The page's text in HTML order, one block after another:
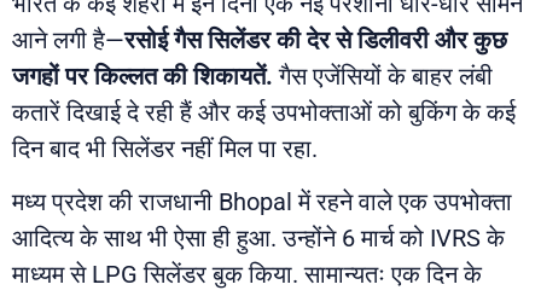
आने लगी है—रसोई गैस सिलेंडर की देर से डिलीवरी और कुछ
जगहों पर किल्लत की शिकायतें. गैस एजेंसियों के बाहर लंबी
कतारें दिखाई दे रही हैं और कई उपभोक्ताओं को बुकिंग के कई
दिन बाद भी सिलेंडर नहीं मिल पा रहा.
मध्य प्रदेश की राजधानी Bhopal में रहने वाले एक उपभोक्ता
आदित्य के साथ भी ऐसा ही हुआ. उन्होंने 6 मार्च को IVRS के
माध्यम से LPG सिलेंडर बुक किया. सामान्यतः एक दिन के